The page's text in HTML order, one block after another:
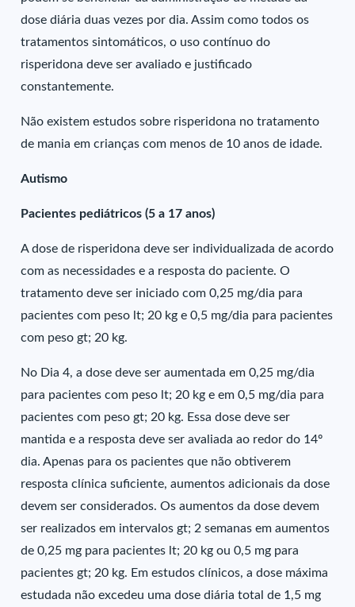
dose diária duas vezes por dia. Assim como todos os
tratamentos sintomáticos, o uso contínuo do
risperidona deve ser avaliado e justificado
constantemente.
Não existem estudos sobre risperidona no tratamento
de mania em crianças com menos de 10 anos de idade.
Autismo
Pacientes pediátricos (5 a 17 anos)
A dose de risperidona deve ser individualizada de acordo
com as necessidades e a resposta do paciente. O
tratamento deve ser iniciado com 0,25 mg/dia para
pacientes com peso lt; 20 kg e 0,5 mg/dia para pacientes
com peso gt; 20 kg.
No Dia 4, a dose deve ser aumentada em 0,25 mg/dia
para pacientes com peso lt; 20 kg e em 0,5 mg/dia para
pacientes com peso gt; 20 kg. Essa dose deve ser
mantida e a resposta deve ser avaliada ao redor do 14º
dia. Apenas para os pacientes que não obtiverem
resposta clínica suficiente, aumentos adicionais da dose
devem ser considerados. Os aumentos da dose devem
ser realizados em intervalos gt; 2 semanas em aumentos
de 0,25 mg para pacientes lt; 20 kg ou 0,5 mg para
pacientes gt; 20 kg. Em estudos clínicos, a dose máxima
estudada não excedeu uma dose diária total de 1,5 mg